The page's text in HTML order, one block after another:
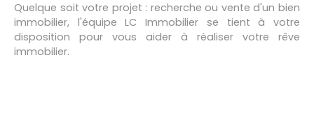
Quelque soit votre projet : recherche ou vente d'un bien
immobilier, l'équipe LC Immobilier se tient à votre
disposition pour vous aider à réaliser votre rêve
immobilier.